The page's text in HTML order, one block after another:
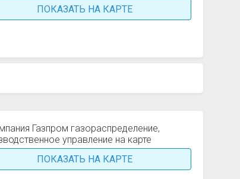
ПОКАЗАТЬ НА КАРТЕ
ПОКАЗАТЬ НА КАРТЕ